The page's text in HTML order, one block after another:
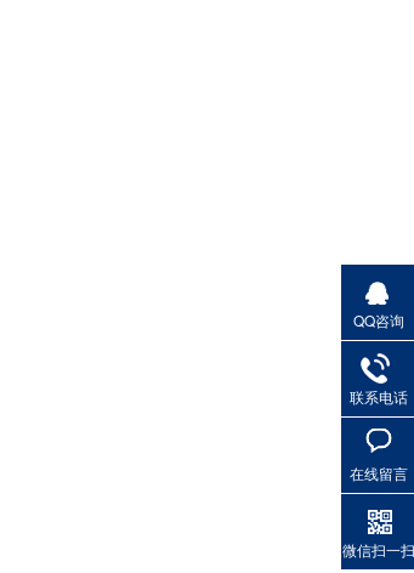
QQ咨询
联系电话
在线留言
微信扫一扫